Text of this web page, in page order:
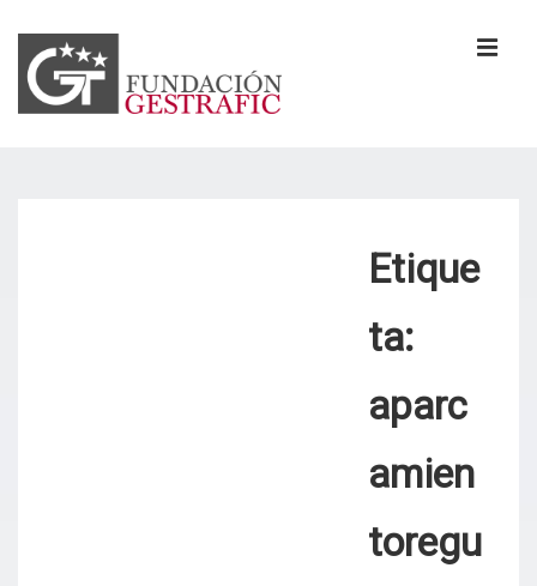
Saltar
contenido
principal
Etique
ta:
aparc
amien
toregu